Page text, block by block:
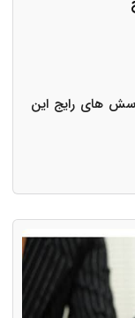
های رایج این